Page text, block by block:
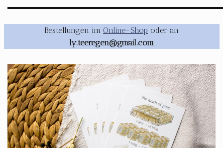
Bestellungen im Online-Shop oder an
ly.teeregen@gmail.com